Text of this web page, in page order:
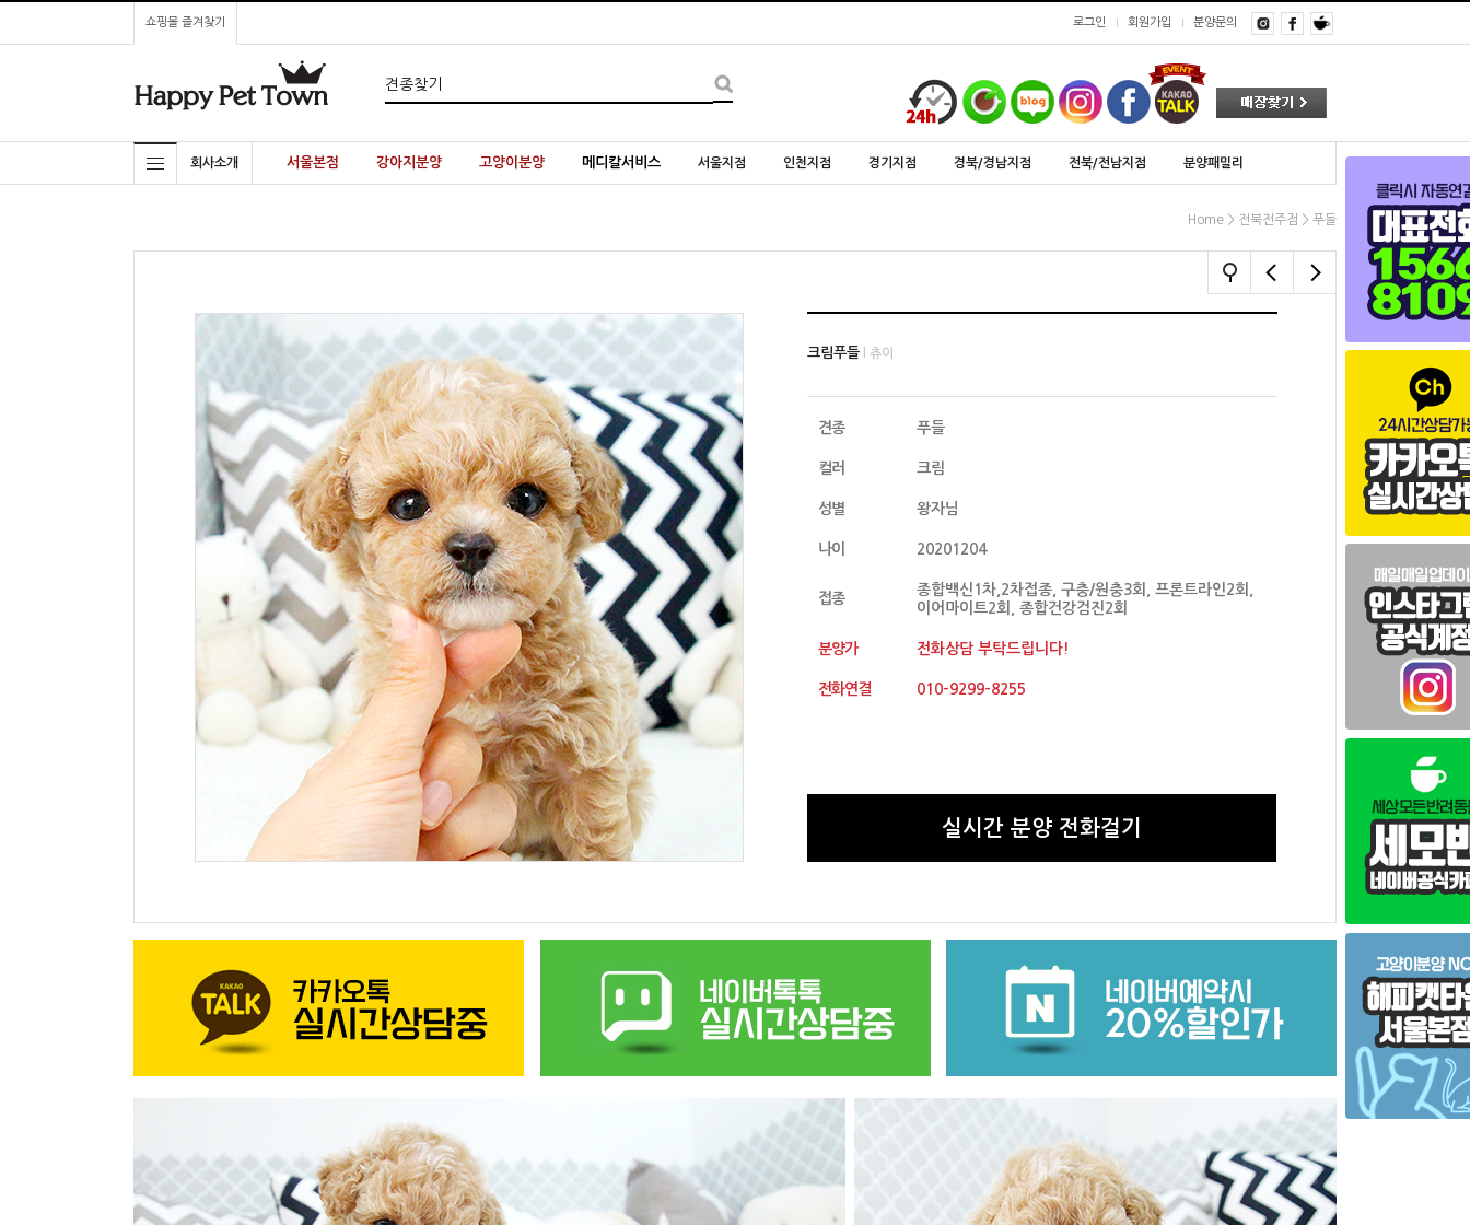
쇼핑몰 즐겨찾기 로그인 회원가입 분양문의
회사소개 서울본점 강아지분양 고양이분양 메디칼서비스 서울지점 인천지점 경기지점 경북/경남지점 전북/전남지점 분양패밀리
Home > 전북전주점 > 푸들
크림푸들 l 츄이
견종 푸들
컬러 크림
성별 왕자님
나이 20201204
접종
종합백신1차,2차접종, 구충/원충3회, 프론트라인2회,
이어마이트2회, 종합건강검진2회
분양가 전화상담 부탁드립니다!
전화연결 010-9299-8255
실시간 분양 전화걸기